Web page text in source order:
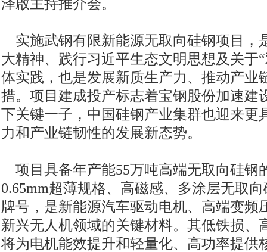
泽啟主持推介会。
实施武钢有限新能源无取向硅钢项目，
大精神、践行习近平生态文明思想及关于
体实践，也是发展新质生产力、推动产业
措。项目建成投产标志着宝钢股份加速建
下关键一子，中国硅钢产业集群也迎来更
力和产业链韧性的发展新态势。
项目具备年产能55万吨高端无取向硅钢
0.65mm超薄规格、高磁感、多涂层无取
牌号，是新能源汽车驱动电机、高端变频
新兴无人机领域的关键材料。其低铁损、
将为电机能效提升和轻量化、高功率提供